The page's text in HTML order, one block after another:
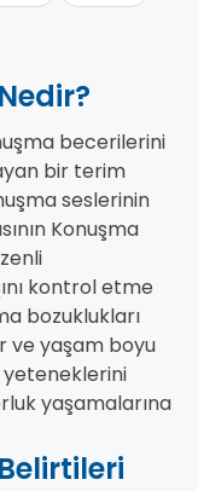
becerilerini
bir terim
seslerinin
Konuşma
kontrol etme
bozuklukları
ve yaşam boyu
yeteneklerini
yaşamalarına